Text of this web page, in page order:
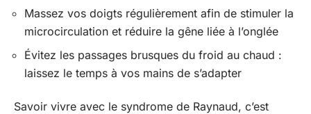
Massez vos doigts régulièrement afin de stimuler la
microcirculation et réduire la gêne liée à l’onglée
Évitez les passages brusques du froid au chaud :
laissez le temps à vos mains de s’adapter
Savoir vivre avec le syndrome de Raynaud, c’est